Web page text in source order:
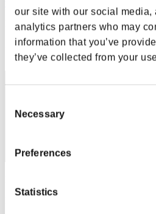
our site with our social media,
analytics partners who may
information that you’ve
they’ve collected from your
Selection
Necessary
Preferences
Statistics
Puntos:Lv:60/03'06"83
Posición
52